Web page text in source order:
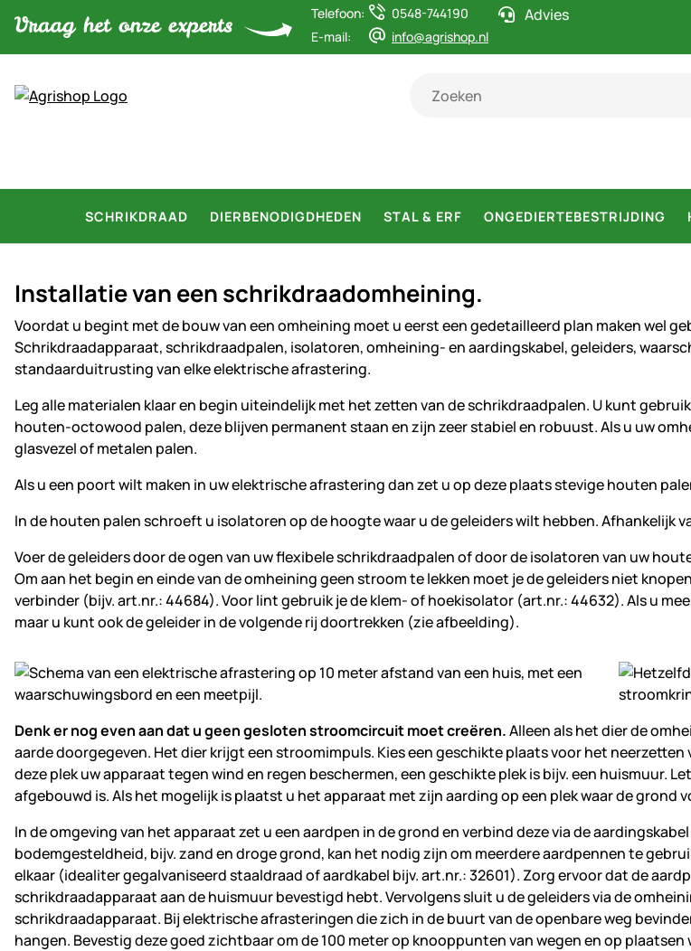
Telefoon:
0548-744190
E-mail:
info@agrishop.nl
Advies
SCHRIKDRAAD DIERBENODIGDHEDEN STAL & ERF ONGEDIERTEBESTRIJDING
Installatie van een schrikdraadomheining.
Voordat u begint met de bouw van een omheining moet u eerst een gedetailleerd plan maken wel
Schrikdraadapparaat, schrikdraadpalen, isolatoren, omheining- en aardingskabel, geleiders,
standaarduitrusting van elke elektrische afrastering.
Leg alle materialen klaar en begin uiteindelijk met het zetten van de schrikdraadpalen. U kunt
houten-octowood palen, deze blijven permanent staan en zijn zeer stabiel en robuust. Als u uw
glasvezel of metalen palen.
Als u een poort wilt maken in uw elektrische afrastering dan zet u op deze plaats stevige houten
In de houten palen schroeft u isolatoren op de hoogte waar u de geleiders wilt hebben. Afhankelijk
Voer de geleiders door de ogen van uw flexibele schrikdraadpalen of door de isolatoren van uw
Om aan het begin en einde van de omheining geen stroom te lekken moet je de geleiders niet
verbinder (bijv. art.nr.: 44684). Voor lint gebruik je de klem- of hoekisolator (art.nr.: 44632). Als u
maar u kunt ook de geleider in de volgende rij doortrekken (zie afbeelding).
Denk er nog even aan dat u geen gesloten stroomcircuit moet creëren.Alleen als het dier de
aarde doorgegeven. Het dier krijgt een stroomimpuls. Kies een geschikte plaats voor het
deze plek uw apparaat tegen wind en regen beschermen, een geschikte plek is bijv. een huismuur.
afgebouwd is. Als het mogelijk is plaatst u het apparaat met zijn aarding op een plek waar de grond
In de omgeving van het apparaat zet u een aardpen in de grond en verbind deze via de
bodemgesteldheid, bijv. zand en droge grond, kan het nodig zijn om meerdere aardpennen te
elkaar (idealiter gegalvaniseerd staaldraad of aardkabel bijv. art.nr.: 32601). Zorg ervoor dat de
schrikdraadapparaat aan de huismuur bevestigd hebt. Vervolgens sluit u de geleiders via de
schrikdraadapparaat. Bij elektrische afrasteringen die zich in de buurt van de openbare weg
hangen. Bevestig deze goed zichtbaar om de 100 meter op knooppunten van wegen en op